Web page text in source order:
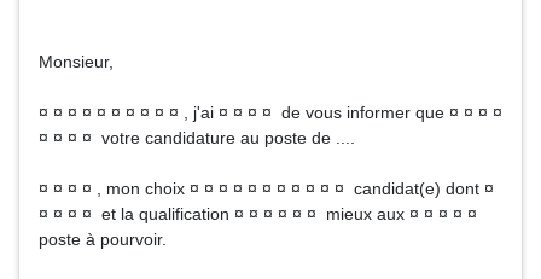
Monsieur,
¤ ¤ ¤ ¤ ¤ ¤ ¤ ¤ ¤ ¤ , j'ai ¤ ¤ ¤ ¤ de vous informer que ¤ ¤ ¤ ¤
¤ ¤ ¤ ¤ votre candidature au poste de ....
¤ ¤ ¤ ¤ , mon choix ¤ ¤ ¤ ¤ ¤ ¤ ¤ ¤ ¤ ¤ ¤ candidat(e) dont ¤
¤ ¤ ¤ ¤ et la qualification ¤ ¤ ¤ ¤ ¤ ¤ mieux aux ¤ ¤ ¤ ¤ ¤
poste à pourvoir.